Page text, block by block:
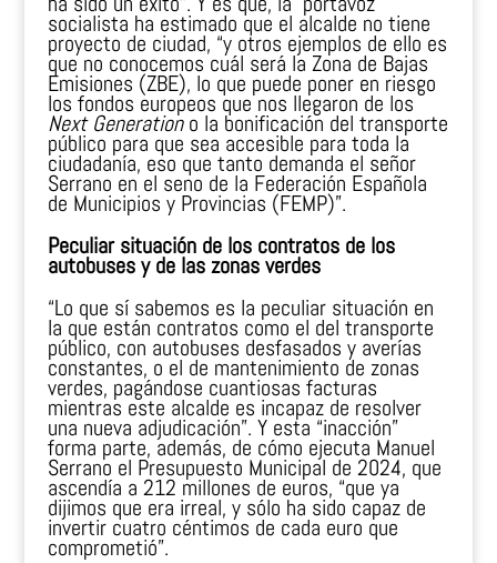
socialista ha estimado que el alcalde no tiene
proyecto de ciudad, “y otros ejemplos de ello es
que no conocemos cuál será la Zona de Bajas
Emisiones (ZBE), lo que puede poner en riesgo
los fondos europeos que nos llegaron de los
Next Generationo la bonificación del transporte
público para que sea accesible para toda la
ciudadanía, eso que tanto demanda el señor
Serrano en el seno de la Federación Española
de Municipios y Provincias (FEMP)”.
Peculiar situación de los contratos de los
autobuses y de las zonas verdes
“Lo que sí sabemos es la peculiar situación en
la que están contratos como el del transporte
público, con autobuses desfasados y averías
constantes, o el de mantenimiento de zonas
verdes, pagándose cuantiosas facturas
mientras este alcalde es incapaz de resolver
una nueva adjudicación”. Y esta “inacción”
forma parte, además, de cómo ejecuta Manuel
Serrano el Presupuesto Municipal de 2024, que
ascendía a 212 millones de euros, “que ya
dijimos que era irreal, y sólo ha sido capaz de
invertir cuatro céntimos de cada euro que
comprometió”.